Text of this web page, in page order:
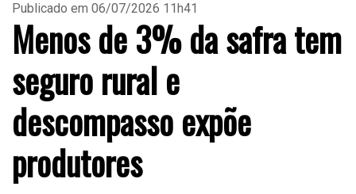
Publicado em 06/07/2026 11h41
Menos de 3% da safra tem
seguro rural e
descompasso expõe
produtores